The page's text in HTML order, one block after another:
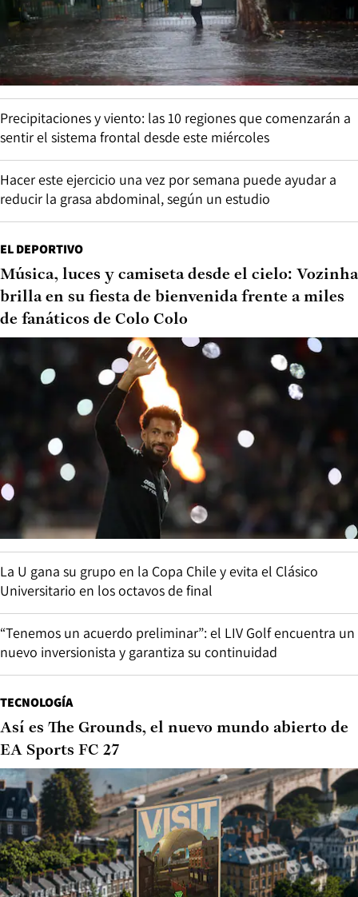
Precipitaciones y viento: las 10 regiones que comenzarán a
sentir el sistema frontal desde este miércoles
Hacer este ejercicio una vez por semana puede ayudar a
reducir la grasa abdominal, según un estudio
EL DEPORTIVO
Música, luces y camiseta desde el cielo: Vozinha
brilla en su fiesta de bienvenida frente a miles
de fanáticos de Colo Colo
La U gana su grupo en la Copa Chile y evita el Clásico
Universitario en los octavos de final
“Tenemos un acuerdo preliminar”: el LIV Golf encuentra un
nuevo inversionista y garantiza su continuidad
TECNOLOGÍA
Así es The Grounds, el nuevo mundo abierto de
EA Sports FC 27